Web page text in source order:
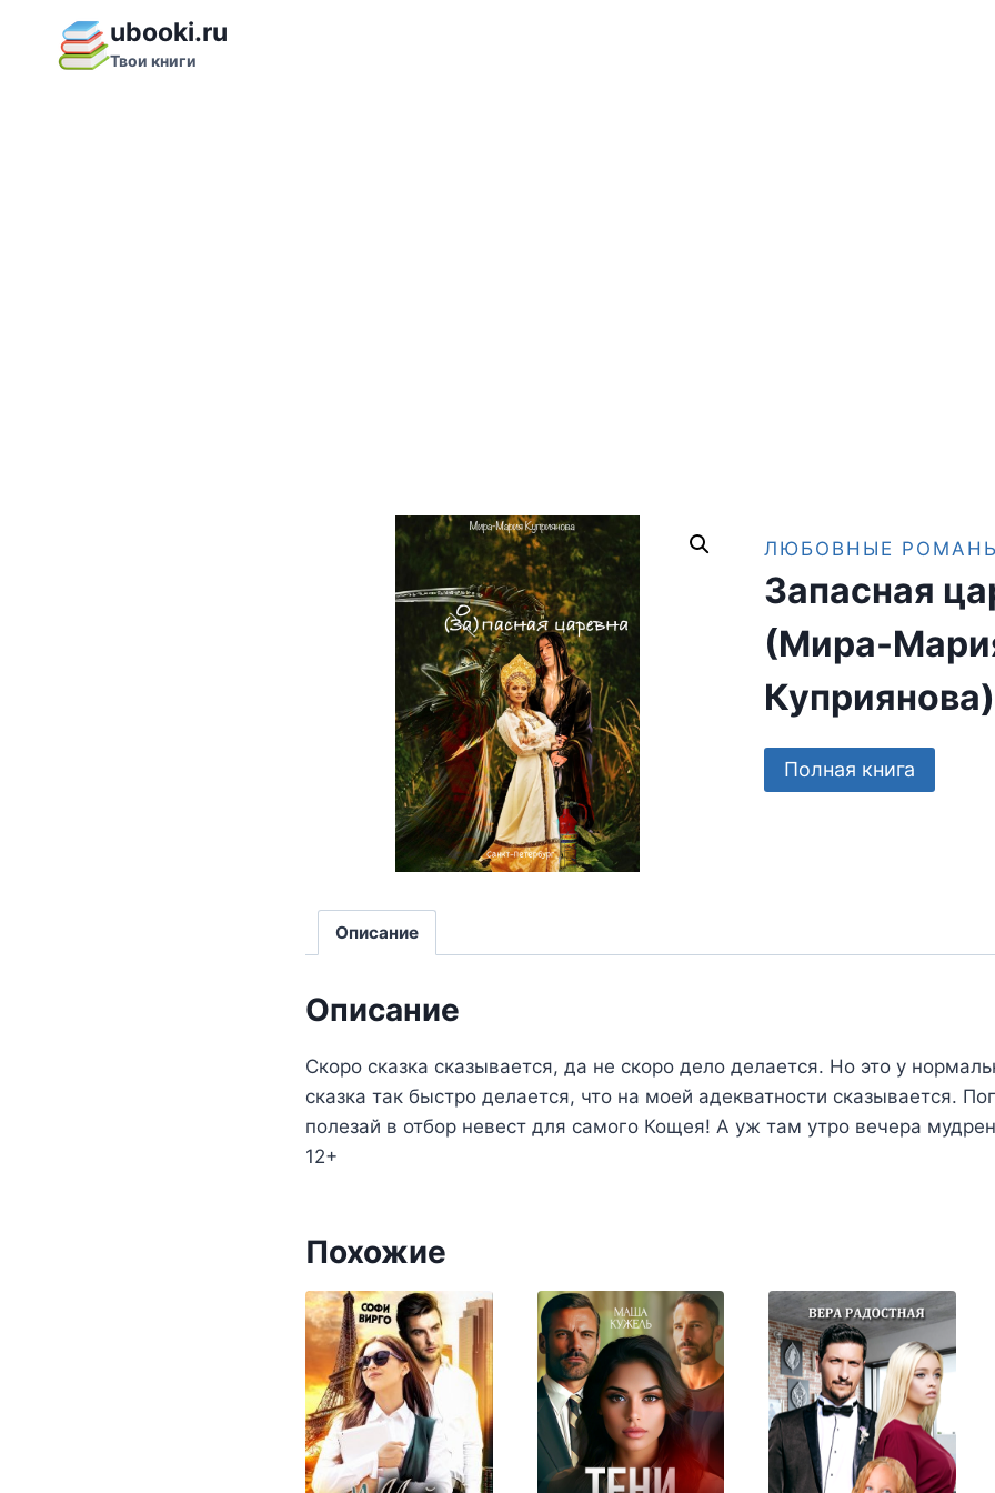
содержимому
ubooki.ru
Твои книги
ЛЮБОВНЫЕ
Запасная
(Мира-
Куприянова)
Полная книга
Описание
Описание
Скоро сказка сказывается, да не скоро дело делается. Но это у
сказка так быстро делается, что на моей адекватности сказывается.
полезай в отбор невест для самого Кощея! А уж там утро вечера
12+
Похожие